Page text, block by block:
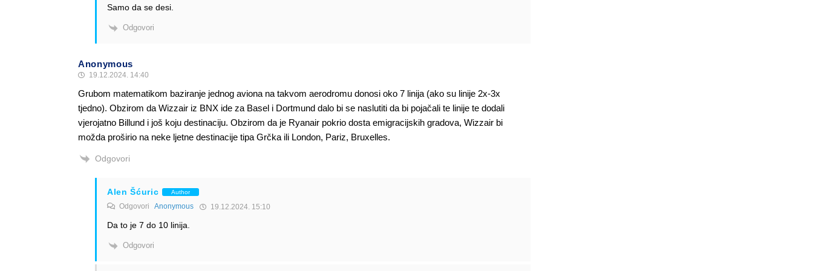
Samo da se desi.
Odgovori
Anonymous
19.12.2024. 14:40
Grubom matematikom baziranje jednog aviona na takvom aerodromu donosi oko 7 linija (ako su linije 2x-3x
tjedno). Obzirom da Wizzair iz BNX ide za Basel i Dortmund dalo bi se naslutiti da bi pojačali te linije te dodali
vjerojatno Billund i još koju destinaciju. Obzirom da je Ryanair pokrio dosta emigracijskih gradova, Wizzair bi
možda proširio na neke ljetne destinacije tipa Grčka ili London, Pariz, Bruxelles.
Odgovori
Alen Šćuric Author
Odgovori Anonymous 19.12.2024. 15:10
Da to je 7 do 10 linija.
Odgovori